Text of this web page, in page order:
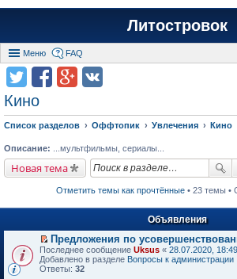
Литостровок
Меню FAQ
Кино
Список разделов Оффтопик Увлечения Кино
Описание: ...мультфильмы, сериалы...
Новая тема
Отметить темы как прочтённые • 23 темы •
Объявления
П
е
р
Предложения по
Последнее сообщение Uksus « 28.07.2020, 18:49
Добавлено в разделе Вопросы к администрации
Ответы: 32